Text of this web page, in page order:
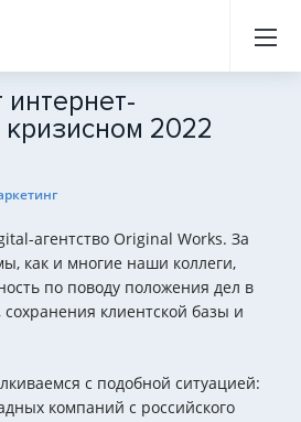
интернет-
кризисном 2022
агентство Original Works. За
как и многие наши коллеги,
по поводу положения дел в
клиентской базы и
с подобной ситуацией:
компаний с российского